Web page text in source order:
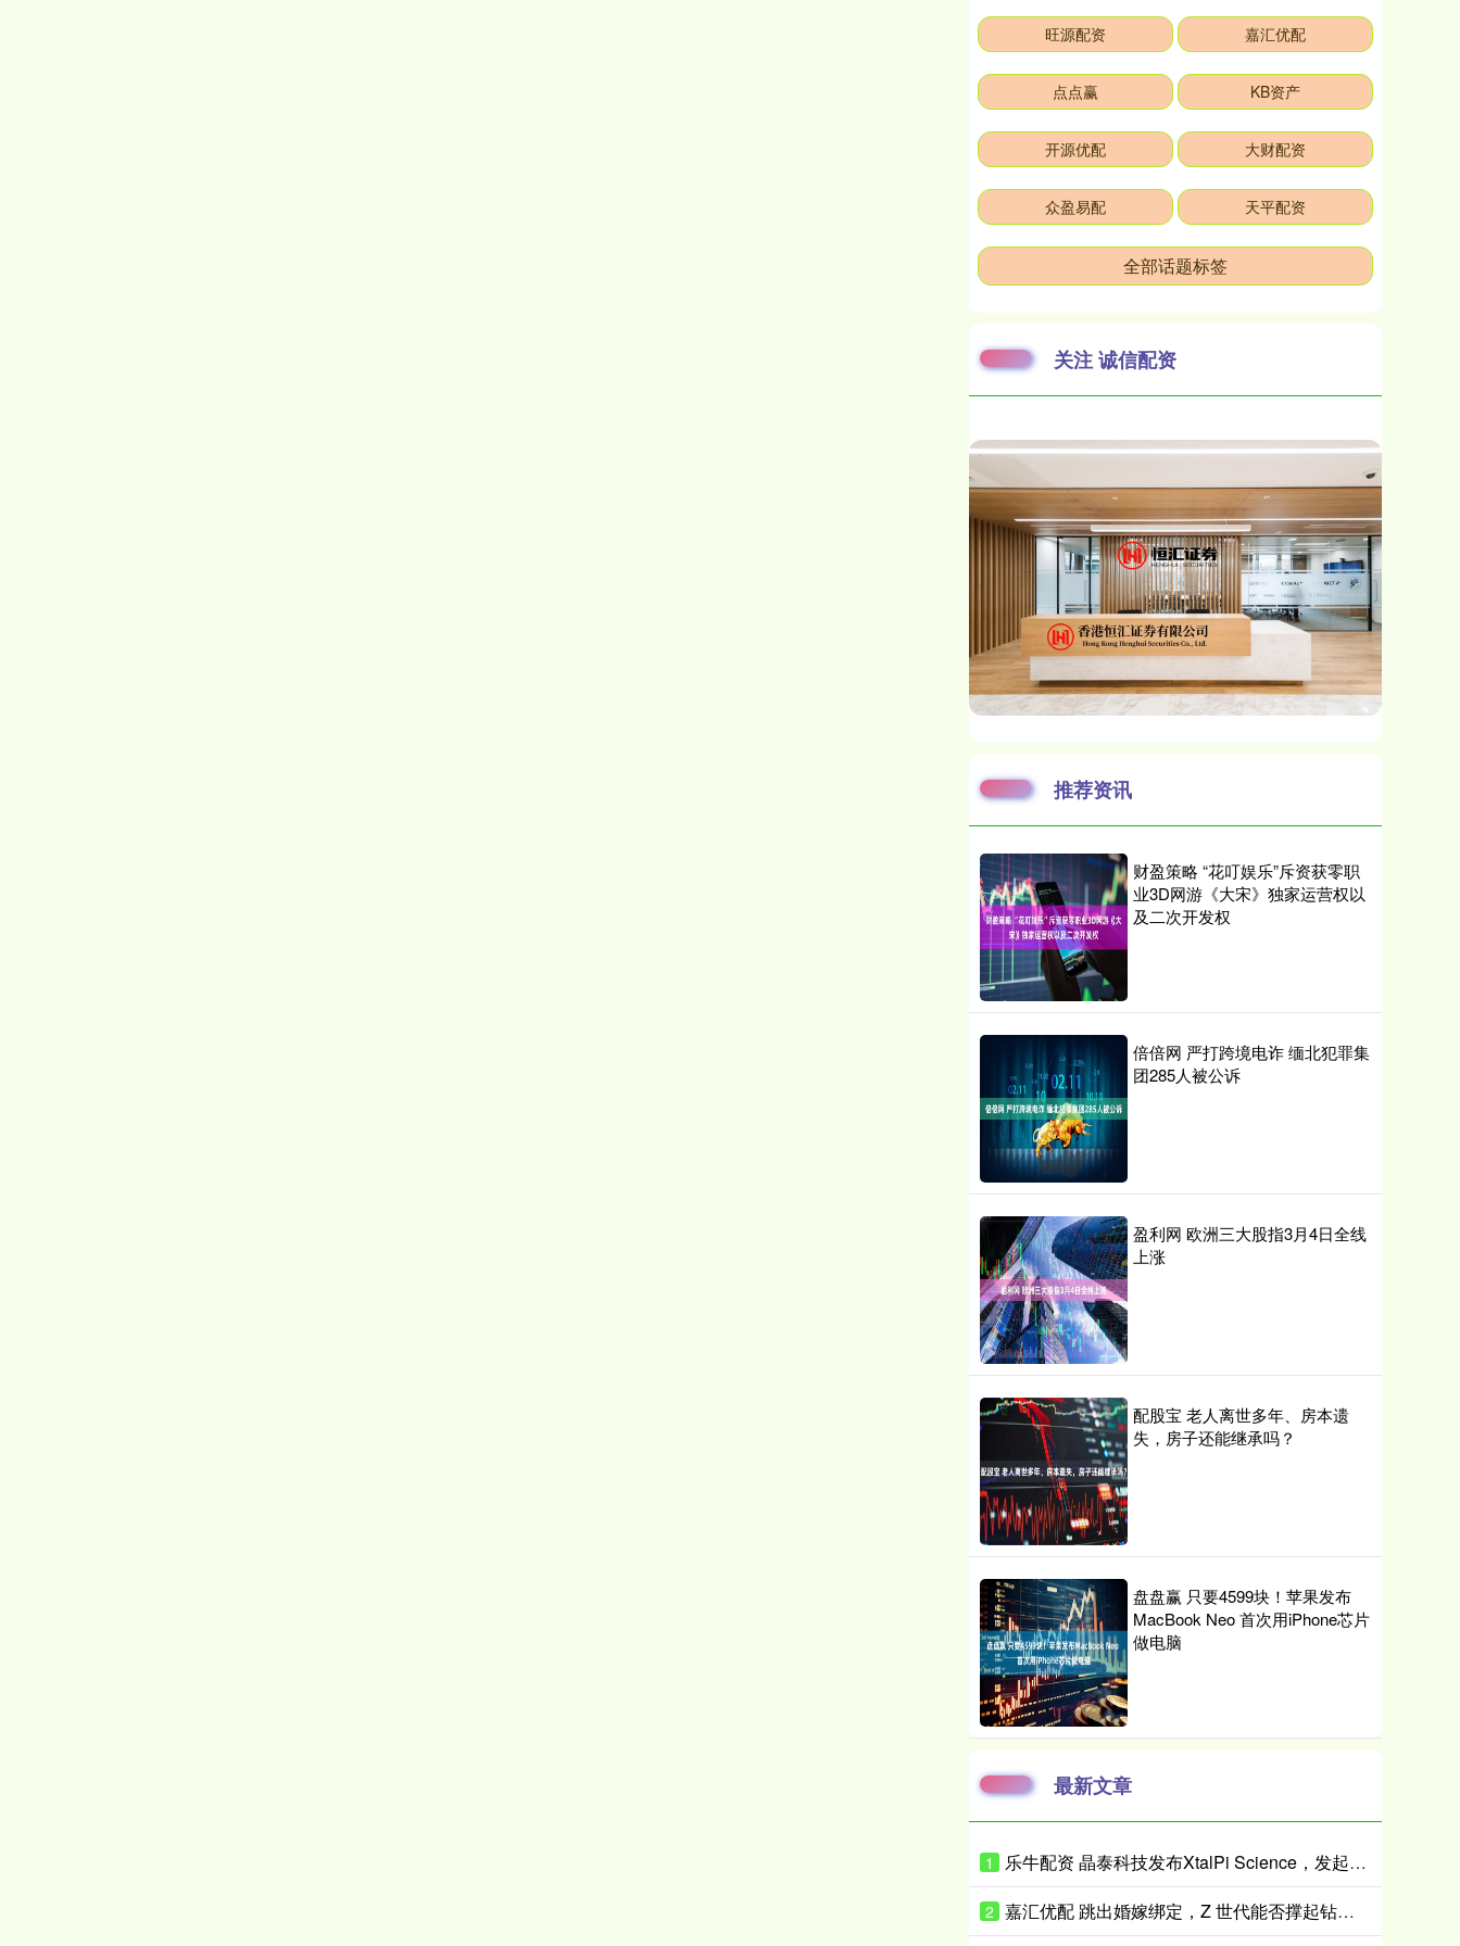
旺源配资 嘉汇优配
点点赢 KB资产
开源优配 大财配资
众盈易配 天平配资
全部话题标签
关注 诚信配资
推荐资讯
财盈策略 “花叮娱乐”斥资获零职
业3D网游《大宋》独家运营权以
及二次开发权
倍倍网 严打跨境电诈 缅北犯罪集
团285人被公诉
盈利网 欧洲三大股指3月4日全线
上涨
配股宝 老人离世多年、房本遗
失，房子还能继承吗？
盘盘赢 只要4599块！苹果发布
MacBook Neo 首次用iPhone芯片
做电脑
最新文章
1 乐牛配资 晶泰科技发布XtalPi Science，发起“科学智能开放生态联盟”
2 嘉汇优配 跳出婚嫁绑定，Z 世代能否撑起钻石消费新增量？